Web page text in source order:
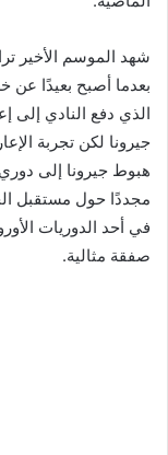
شهد الموسم الأخير
بعدما أصبح بعيدًا عن
الذي دفع النادي إلى
جيرونا لكن تجربة
هبوط جيرونا إلى دوري
مجددًا حول مستقبل
في أحد الدوريات
صفقة مثالية.